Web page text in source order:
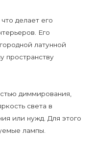
делает его
Его
латунной
пространству
диммирования,
света в
или нужд. Для этого
лампы.